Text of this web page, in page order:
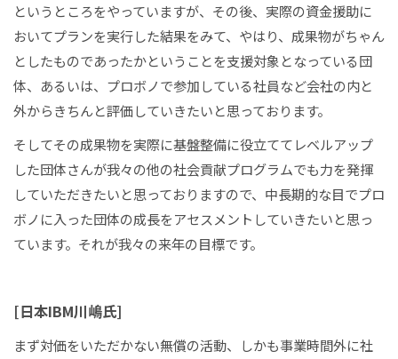
というところをやっていますが、その後、実際の資金援助に
おいてプランを実行した結果をみて、やはり、成果物がちゃん
としたものであったかということを支援対象となっている団
体、あるいは、プロボノで参加している社員など会社の内と
外からきちんと評価していきたいと思っております。
そしてその成果物を実際に基盤整備に役立ててレベルアップ
した団体さんが我々の他の社会貢献プログラムでも力を発揮
していただきたいと思っておりますので、中長期的な目でプロ
ボノに入った団体の成長をアセスメントしていきたいと思っ
ています。それが我々の来年の目標です。
[日本IBM川嶋氏]
まず対価をいただかない無償の活動、しかも事業時間外に社